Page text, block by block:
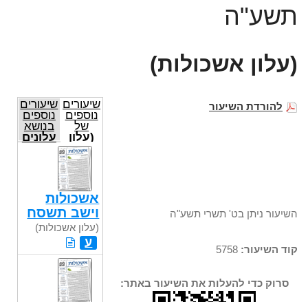
תשע"ה
(עלון אשכולות)
להורדת השיעור
השיעור ניתן בט' תשרי תשע"ה
קוד השיעור:
סרוק כדי להעלות את השיעור באתר:
שיעורים
נוספים
של
(עלון
אשכולות)
שיעורים
נוספים
בנושא
עלונים
אשכולות
וישב תשסח
(עלון אשכולות)
ע